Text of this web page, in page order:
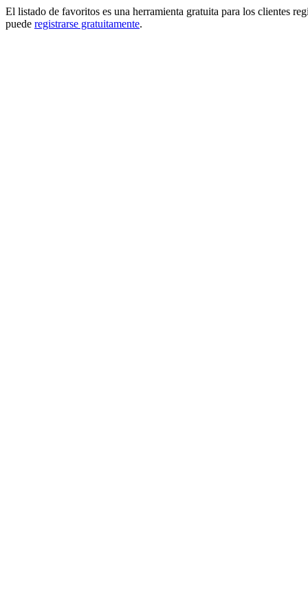
El listado de favoritos es una herramienta gratuita para los clientes
puede registrarse gratuitamente.